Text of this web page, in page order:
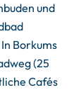
und
Borkums
(25
Cafés